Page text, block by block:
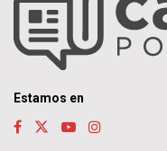
Estamos en